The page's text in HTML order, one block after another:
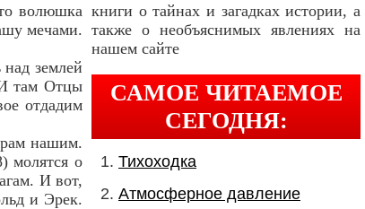
волюшка
мечами.
землей
там Отцы
отдадим
нашим.
молятся о
И вот,
и Эрек.
книги о тайнах и загадках истории, а
также о необъяснимых явлениях на
нашем сайте
САМОЕ ЧИТАЕМОЕ
СЕГОДНЯ:
Тихоходка
Атмосферное давление